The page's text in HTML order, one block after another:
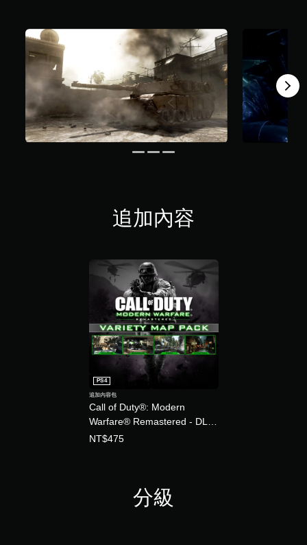
分
追加內容
Call of Duty®: Modern
Warfare® Remastered - DLC
1 VARIETY MAP PACK (英文
PS4
追加內容包
NT$475
分級